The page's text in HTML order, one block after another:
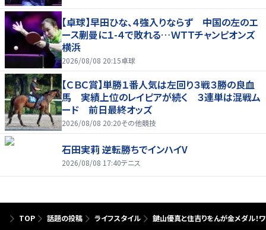
【卓球】早田ひな、４強入りならず 中国の左のエ
ース蒯曼に１-４で敗れる…ＷＴＴチャンピオンズ
横浜
2026/08/08 20:15卓球
【ＣＢＣ賞】単勝１番人気は左回り３戦３勝の良血
馬 実績上位のレイピアが続く ３連単は混戦ム
ード 前日最終オッズ
2026/08/08 20:20その他競技
石田実莉 逆転勝ちでインハイV
2026/08/08 17:40テニス
TOP 話題の投稿 ライフスタイル 鍵山優真と住吉りをんが金メダル！